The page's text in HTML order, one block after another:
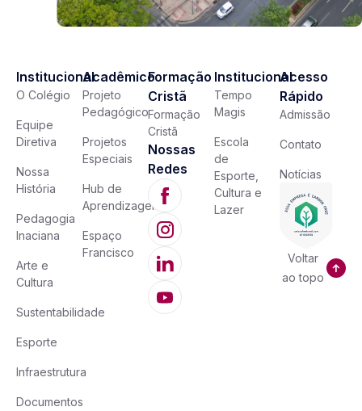
Institucional
O Colégio
Equipe
Diretiva
Nossa
História
Pedagogia
Inaciana
Arte e
Cultura
Sustentabilidade
Esporte
Infraestrutura
Documentos
Acadêmico
Projeto
Pedagógico
Projetos
Especiais
Hub de
Aprendizagem
Espaço
Francisco
Formação
Cristã
Formação
Cristã
Nossas
Redes
Institucional
Tempo
Magis
Escola
de
Esporte,
Cultura e
Lazer
Acesso
Rápido
Admissão
Contato
Notícias
Voltar
ao topo